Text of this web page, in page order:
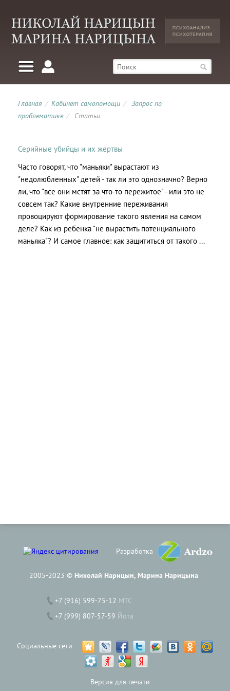
Главная / Кабинет самопомощи /
Запрос по
проблематике / Статьи
Серийные убийцы и их жертвы
Часто говорят, что "маньяки" вырастают из
"недолюбленных" детей - так ли это однозначно? Верно
ли, что "все они мстят за что-то пережитое" - или это не
совсем так? Какие внутренние переживания
провоцируют формирование такого явления на самом
деле? Как из ребенка "не вырастить потенциального
маньяка"? И самое главное: как защититься от такого ...
Разработка
2005-2023 © Николай Нарицын, Марина Нарицына
+7 (916) 599-75-12 МТС
+7 (999) 807-57-59 Йота
Социальные сети
Версия для печати